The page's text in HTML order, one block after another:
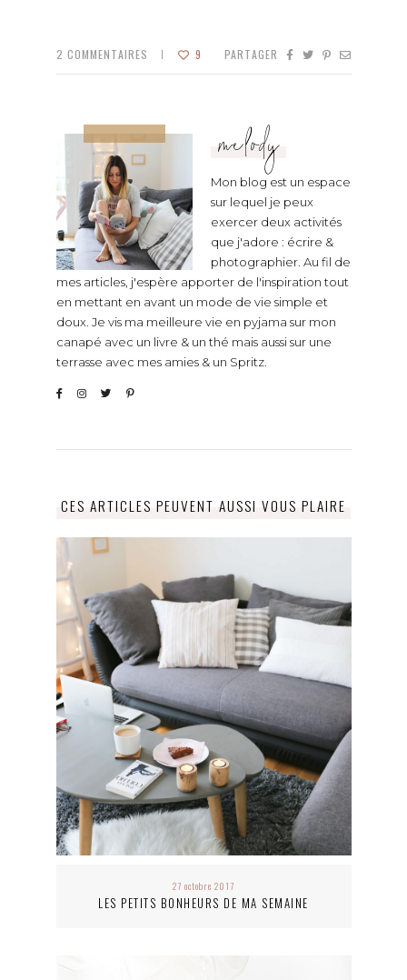
2 COMMENTAIRES 9 PARTAGER
melody
Mon blog est un espace
sur lequel je peux
exercer deux activités
que j'adore : écrire &
photographier. Au fil de
mes articles, j'espère apporter de l'inspiration tout
en mettant en avant un mode de vie simple et
doux. Je vis ma meilleure vie en pyjama sur mon
canapé avec un livre & un thé mais aussi sur une
terrasse avec mes amies & un Spritz.
CES ARTICLES PEUVENT AUSSI VOUS PLAIRE
27 octobre 2017
LES PETITS BONHEURS DE MA SEMAINE